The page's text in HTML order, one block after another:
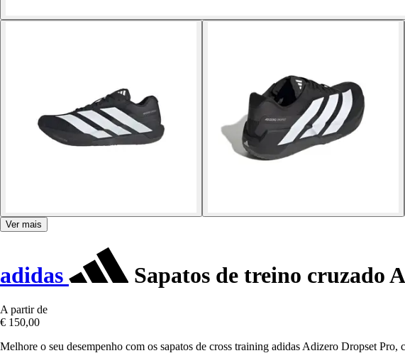
Ver mais
adidas Sapatos de treino cruzado
A partir de
€ 150,00
Melhore o seu desempenho com os sapatos de cross training adidas Adizero Dropset